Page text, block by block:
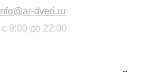
dveri.ru
с 9:00 до 22:00